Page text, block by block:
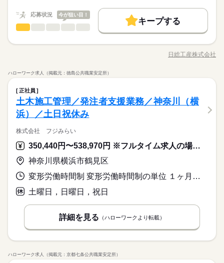
日～翌日の面接が5割 …土日もWEB面接が可能です！ お急ぎ
の方もお気軽にご相談ください。 ●離職率は3.8% …あなたの希
望に合わせて、 キャリアアップできるお仕事を ご紹介する
入社祝い金など
大量募集
交通費 履歴書不要
WEB選考完結
就業時間・曜日
残20未満
働き方・環境
社会保険制度
制服あり 禁煙・分煙
バイク自転車
車OK
続きを読む
［1］08：00～17：00
稼働時間8h（休憩1h）
■残業平均：0.5h/日
■シフト：日勤
休日・休暇
５勤２休（土日）
応募する
B面接をすることができました。 急いで仕事と寮を探したいと
伝えたところ、 翌日に引っ越せる寮付きの仕事も 紹介してもら
えて有難かったです。 実際に働き始めてからは、 サポート社員
えたのは、 驚いたと同時に嬉しかったですね。 【POINT】 ●当
の方もお気軽にご相談ください。 ●離職率は3.8% …あなたの希
ことも可能です。
続きを読む
20代活躍 30代活躍 募集条件
大量募集
WEB選考完結
就業時間・曜日 残20未満
社会保険制度
車OK
続きを読む
勤務時間
［1］08：00～17：00
■残業平均：0.5h/日
■シフト：日勤
休日・休暇
５勤２休（土日）
応募する
多い年齢層 低い
女性
ひとりで みんなで
職場の様子 しずか にぎやか
業界
▽先輩スタッフTさん/1年目 より ￣￣￣￣￣￣￣￣￣￣￣￣￣
￣￣￣ 日総工産に応募して感動したのは、 就業決定までのスピ
ード感です。 応募してすぐにSMSで連絡がきて、 当日中にWE
B面接をすることができました。 急いで仕事と寮を探したいと
伝えたところ、 翌日に引っ越せる寮付きの仕事も 紹介してもら
えて有難かったです。 実際に働き始めてからは、 サポート社員
の存在に とても助けられていて。 仕事がなかなか上達せず悩ん
でいた時、 「ちょっと面談しませんか？」って 声をかけてもら
えたのは、 驚いたと同時に嬉しかったですね。 【POINT】 ●当
日～翌日の面接が5割 …土日もWEB面接が可能です！ お急ぎ
の方もお気軽にご相談ください。 ●離職率は3.8% …あなたの希
ことも可能です。
働く人の待遇向上
高収入
基本特徴
20代活躍
30代活躍 40代活躍
る工場で品質管理に関わる業務です。 品質が保たれているか生
産の管理を行います。お客さんの要望を伺いながら調整を行う
アップへも繋がるお仕事です◎ 【ポイント】 業績右肩上がりの
工業用・医療用ゴム製品を生産している会社。メーカー直接雇
用のお仕事◎ ご経験次第で月給は30万円以上！昇給・賞与もア
リ！！年収500万以上目指せます◎ 製造業での品質管理経験を存
分に生かせるお仕事です◎キャリアアップを目指しませんか？
続きを読む
応募資格
【必須】
Excel・Wordの基本操作。製造業の品質管理部門にかかわる業
※習熟期間：約90日
【月収例】 月収332,500円 【交通費】 35,000円迄/月（規定あ
り） kkw_bcov2105
応募する
応募状況 今が狙い目！
キープする
給与/時間/休日
多い年齢層
男女の割合 男性
職場の様子 しずか
業界 メーカー関連
▽先輩スタッフTさん/1年目 より ￣￣￣￣￣￣￣￣￣￣￣￣￣
ード感です。 応募してすぐにSMSで連絡がきて、 当日中にWE
B面接をすることができました。 急いで仕事と寮を探したいと
伝えたところ、 翌日に引っ越せる寮付きの仕事も 紹介してもら
でいた時、 「ちょっと面談しませんか？」って 声をかけてもら
続きを読む
〇生産の管理・調整業務 工業・医療用ゴム製品の製造をしてい
る工場で品質管理に関わる業務です。 品質が保たれているか生
産の管理を行います。お客さんの要望を伺いながら調整を行う
ような 業務もございます。今までのご経験を活かせ、キャリア
アップへも繋がるお仕事です◎ 【ポイント】 業績右肩上がりの
工業用・医療用ゴム製品を生産している会社。メーカー直接雇
リ！！年収500万以上目指せます◎ 製造業での品質管理経験を存
分に生かせるお仕事です◎キャリアアップを目指しませんか？
通勤は車・バイク可能。
応募資格
【必須】
Excel・Wordの基本操作。製造業の品質管理部門にかかわる業
務。
※習熟期間：約90日
給与 月給 320,000円～
【月収例】 月収332,500円 【交通費】 35,000円迄/月（規定あ
日総工産株式会社
ハローワーク求人（掲載元：徳島公共職業安定所）
正社員
土木施工管理／発注者支援業務／神奈川（横
浜）／土日祝休み
株式会社 フジみらい
350,440円〜538,970円 ※フルタイム求人の場合は月額（換算額）、パート求人の場合は時間額を表示しています。
神奈川県横浜市鶴見区
変形労働時間制 変形労働時間制の単位 １ヶ月単位 就業時間１ 8時15分〜17時15分
土曜日，日曜日，祝日
詳細を見る （ハローワークより転載）
ハローワーク求人（掲載元：京都七条公共職業安定所）